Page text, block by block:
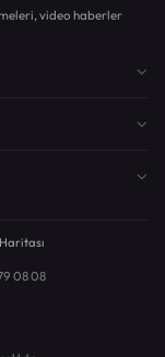
video haberler
08 08